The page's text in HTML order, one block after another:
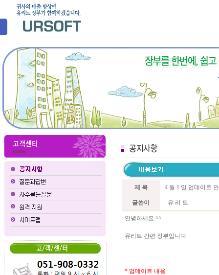
제 목 4 월 1 일 업데이트
글쓴이 유 리 트
안녕하세요 ^^
유리트 간편 장부입니다
* 업데이트 내용